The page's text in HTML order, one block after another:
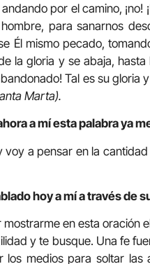
por el camino,
para sanarnos
Él mismo pecado,
la gloria y se abaja,
Tal es su gloria
Marta).
a mí esta palabra ya
voy a pensar en la
hoy a mí a través de
mostrarme en esta oración
y te busque. Una fe
los medios para soltar